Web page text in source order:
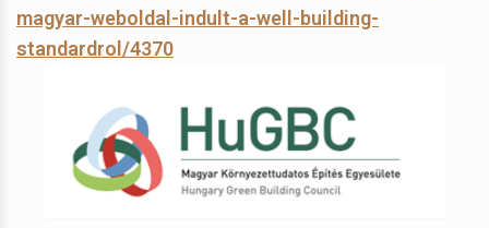
magyar-weboldal-indult-a-well-building-
standardrol/4370